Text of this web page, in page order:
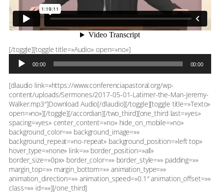
[/toggle][toggle title=»Audio» open=»no»]Reproductor
audio
00:00 00:00
[dlaudio link=»https://www.conferenciapastoral.org/wp-
content/uploads/Sermones/2017-05-01-Latimer-the-Man-Jeremy-
Walker.mp3″]Download Audio[/dlaudio][/toggle][toggle title=»Texto»
open=»no»][/toggle][/accordian][/two_third][one_third last=»yes»
spacing=»yes» center_content=»no» hide_on_mobile=»no»
background_color=»» background_image=»»
background_repeat=»no-repeat» background_position=»left top»
hover_type=»none» link=»» border_position=»all»
border_size=»0px» border_color=»» border_style=»» padding=»»
margin_top=»» margin_bottom=»» animation_type=»»
animation_direction=»» animation_speed=»0.1″ animation_offset=»»
class=»» id=»»][/one_third]